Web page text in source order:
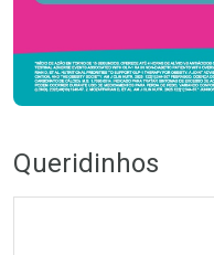
Queridinhos